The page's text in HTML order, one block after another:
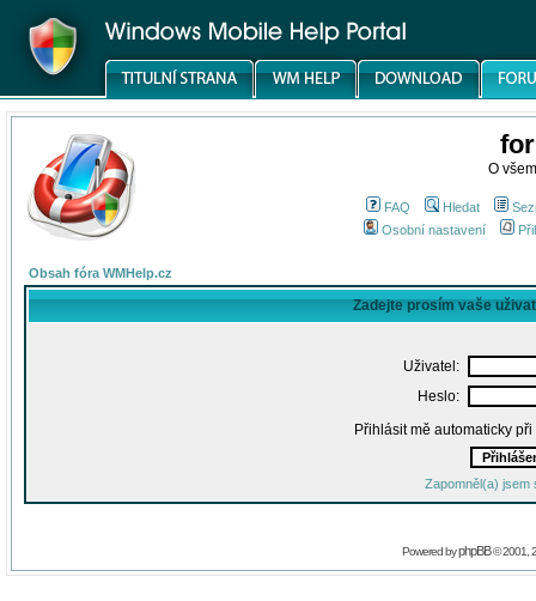
O
FAQ Hledat
Osobní nastavení
Obsah fóra WMHelp.cz
Zadejte prosím vaše
Uživatel:
Heslo:
Přihlásit mě automaticky
Zapomněl(a) jsem
Powered byphpBB© 2001,